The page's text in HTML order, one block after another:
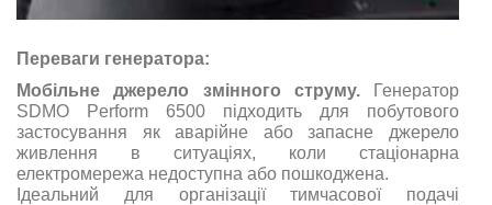
Переваги генератора:
Мобільне джерело змінного струму.Генератор
SDMO Perform 6500 підходить для побутового
застосування як аварійне або запасне джерело
живлення в ситуаціях, коли стаціонарна
електромережа недоступна або пошкоджена.
Ідеальний для організації тимчасової подачі